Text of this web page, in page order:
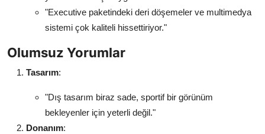
"Executive paketindeki deri döşemeler ve multimedya
sistemi çok kaliteli hissettiriyor."
Olumsuz Yorumlar
Tasarım:
"Dış tasarım biraz sade, sportif bir görünüm
bekleyenler için yeterli değil."
Donanım: